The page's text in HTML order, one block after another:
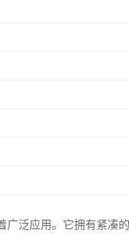
广泛应用。它拥有紧凑